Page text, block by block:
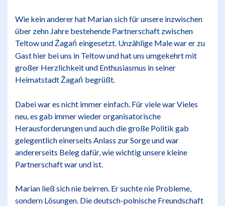
Wie kein anderer hat Marian sich für unsere inzwischen
über zehn Jahre bestehende Partnerschaft zwischen
Teltow undŻagań eingesetzt. Unzählige Male war er zu
Gast hier bei uns in Teltow und hat uns umgekehrt mit
großer Herzlichkeit und Enthusiasmus in seiner
HeimatstadtŻagań begrüßt.
Dabei war es nicht immer einfach. Für viele war Vieles
neu, es gab immer wieder organisatorische
Herausforderungen und auch die große Politik gab
gelegentlich einerseits Anlass zur Sorge und war
andererseits Beleg dafür, wie wichtig unsere kleine
Partnerschaft war und ist.
Marian ließ sich nie beirren. Er suchte nie Probleme,
sondern Lösungen. Die deutsch-polnische Freundschaft